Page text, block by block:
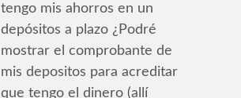
tengo mis ahorros en un
depósitos a plazo ¿Podré
mostrar el comprobante de
mis depositos para acreditar
que tengo el dinero (allí